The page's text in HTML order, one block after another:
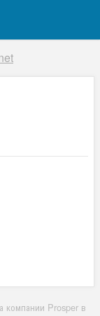
компании Prosper в